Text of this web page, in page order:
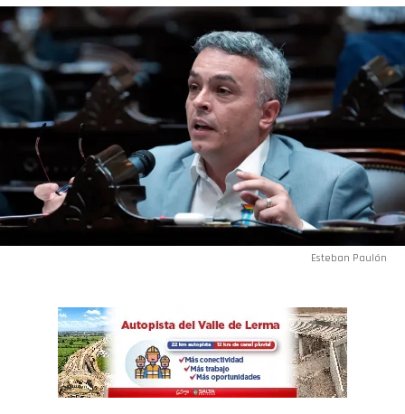
Esteban Paulón